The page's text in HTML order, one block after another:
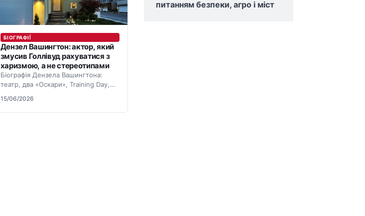
БІОГРАФІЇ
Дензел Вашингтон: актор, який
змусив Голлівуд рахуватися з
харизмою, а не стереотипами
Біографія Дензела Вашингтона:
театр, два «Оскари», Training Day,
акторів.
15/06/2026
питанням безпеки, агро і міст